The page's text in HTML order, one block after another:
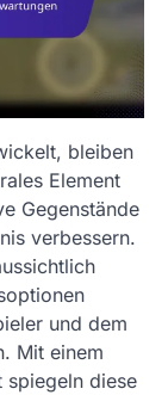
bleiben
Element
Gegenstände
verbessern.
und dem
Mit einem
spiegeln diese